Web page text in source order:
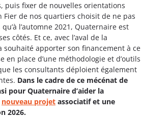
puis fixer de nouvelles orientations
Fier de nos quartiers choisit de ne pas
l’automne 2021, Quaternaire est
côtés. Et ce, avec l’aval de la
souhaité apporter son financement à ce
en place d’une méthodologie et d’outils
les consultants déploient également
Dans le cadre de ce mécénat de
pour Quaternaire d’aider la
nouveau projet associatif et une
2026.